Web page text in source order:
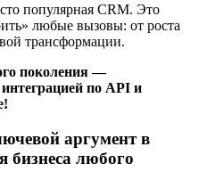
популярная CRM. Это
любые вызовы: от роста
трансформации.
поколения —
по API и
аргумент в
бизнеса любого